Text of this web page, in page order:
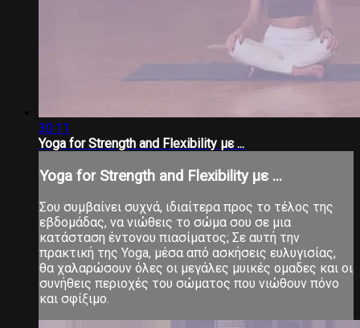
30:11
Yoga for Strength and Flexibility με ...
Yoga for Strength and Flexibility με ...
Σου συμβαίνει συχνά, ιδιαίτερα προς το τέλος της
εβδομάδας, να νιώθεις το σώμα σου σε μια
κατάσταση έντονου πιασίματος; Σε αυτή την
πρακτική της Yoga, μέσα από ασκήσεις ευλυγισίας,
θα χαλαρώσουν όλες οι μεγάλες μυικές ομαδες και οι
συνήθεις περιοχές του σώματος που νιώθουν πόνο
και σφίξιμο.